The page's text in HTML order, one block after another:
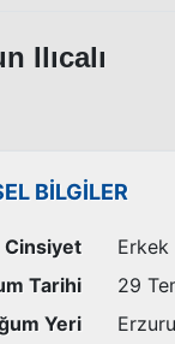
Ilıcalı
BİLGİLER
Cinsiyet
Erkek
Tarihi
29
Yeri